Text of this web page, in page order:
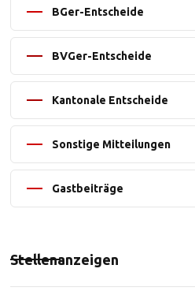
BGer-Entscheide
BVGer-Entscheide
Kantonale Entscheide
Sonstige Mitteilungen
Gastbeiträge
Stellenanzeigen